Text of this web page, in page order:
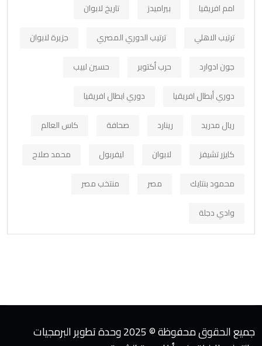
امم افريقيا
بيراميدز
تاريخ لابوان
ترتيب الاهلي
ترتيب الدوري المصري
جزيرة لابوان
جون ادوارد
حرب أكتوبر
حسين لبيب
دوري أبطال افريقيا
دوري ابطال افريقيا
ريال مدريد
رينارد صحافة
كاس العالم
كايزر تشيفز
لابوان ليفربول
محمد صلاح
محمود بنتايك
مصر
منتخب مصر
وادي دجلة
جميع الحقوق محفوظة © 2025 وحدة تطوير البرمجيات